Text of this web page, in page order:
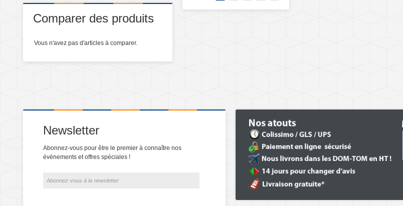
Comparer des produits
Vous n'avez pas d'articles à comparer.
Newsletter
Abonnez-vous pour être le premier à connaître nos
événements et offres spéciales !